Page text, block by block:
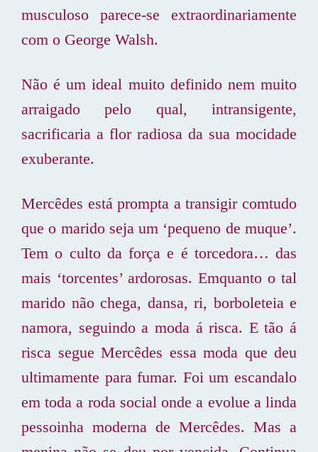
musculoso parece-se extraordinariamente
com o George Walsh.
Não é um ideal muito definido nem muito
arraigado pelo qual, intransigente,
sacrificaria a flor radiosa da sua mocidade
exuberante.
Mercêdes está prompta a transigir comtudo
que o marido seja um ‘pequeno de muque’.
Tem o culto da força e é torcedora… das
mais ‘torcentes’ ardorosas. Emquanto o tal
marido não chega, dansa, ri, borboleteia e
namora, seguindo a moda á risca. E tão á
risca segue Mercêdes essa moda que deu
ultimamente para fumar. Foi um escandalo
em toda a roda social onde a evolue a linda
pessoinha moderna de Mercêdes. Mas a